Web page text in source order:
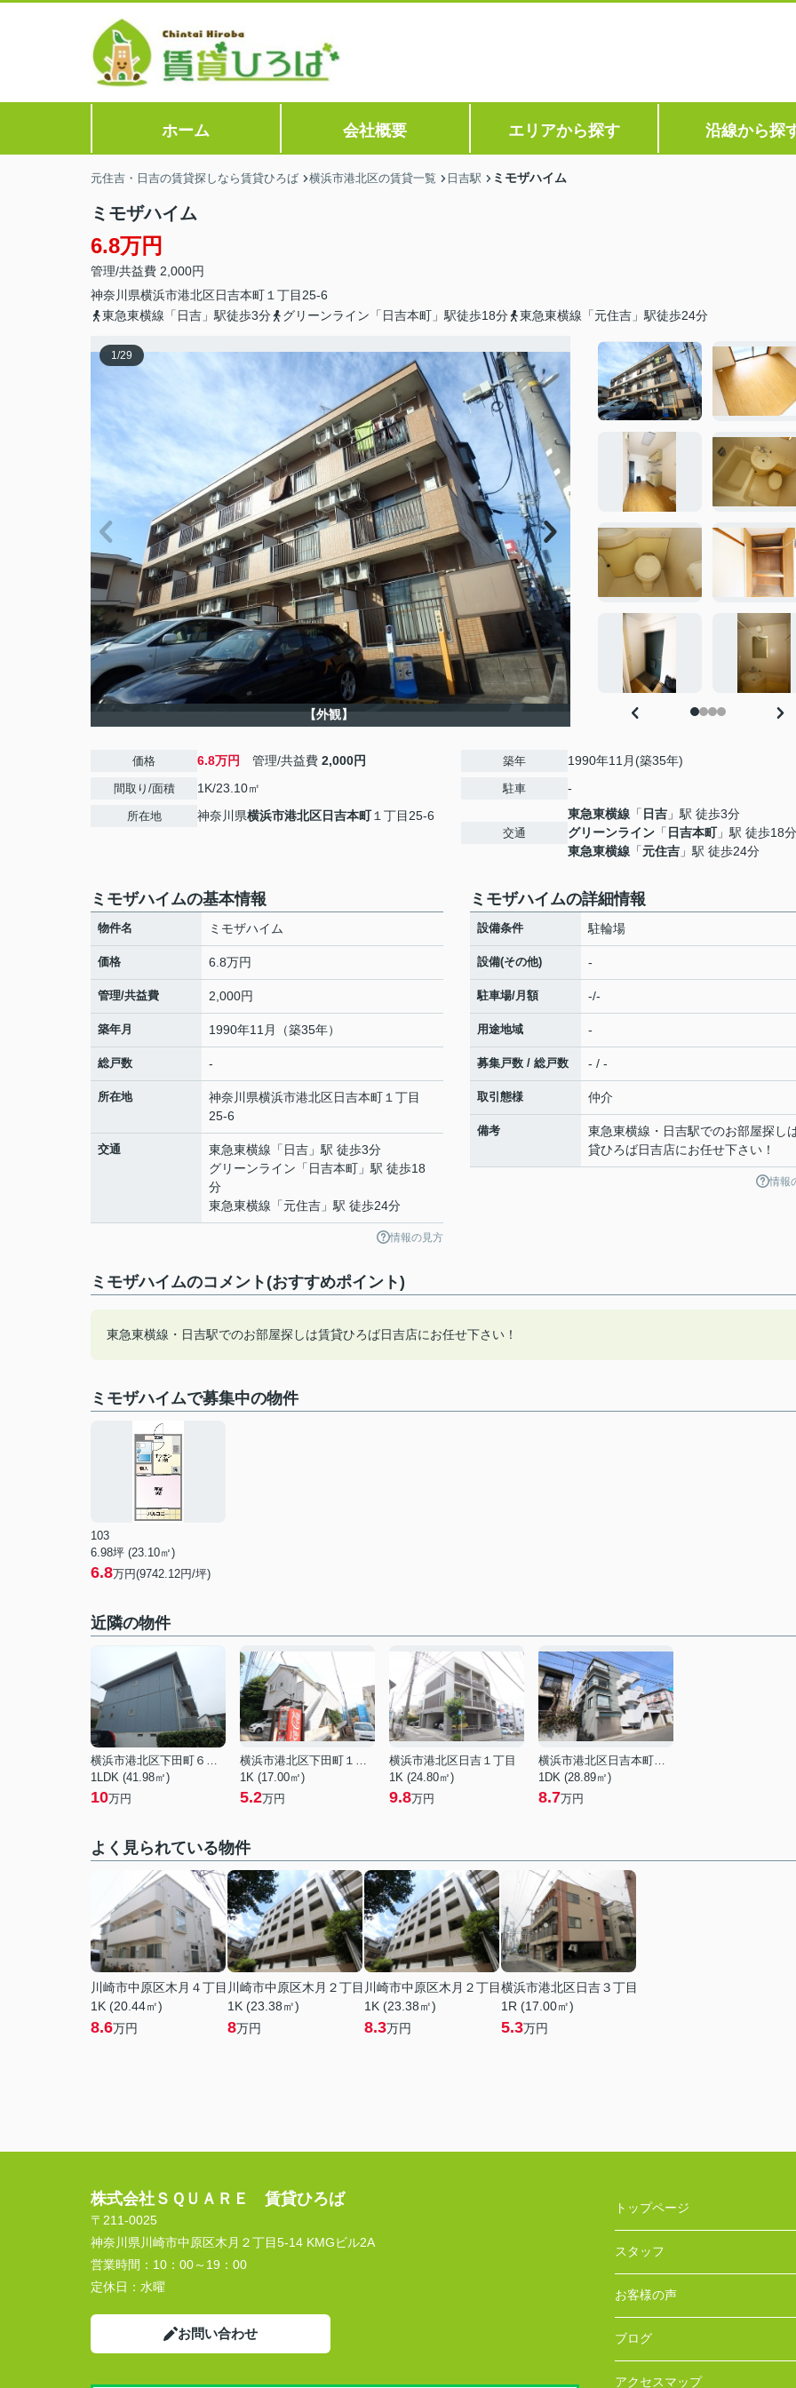
ホーム 会社概要 エリアから探す 沿線から探
元住吉・日吉の賃貸探しなら賃貸ひろば 横浜市港北区の賃貸一覧 日吉駅 ミモザハイム
ミモザハイム
6.8万円
管理/共益費 2,000円
神奈川県横浜市港北区日吉本町 １丁目25-6
東急東横線「日吉」駅徒歩3分
グリーンライン「日吉本町」駅徒歩18分 東急東横線「元住吉」駅徒歩24分
1/29
【外観】
価格 6.8万円 管理/共益費 2,000円
間取り/面積 1K/23.10㎡
所在地 神奈川県横浜市港北区日吉本町１丁目25-6
築年 1990年11月(築35年)
駐車 -
交通
東急東横線 「 日吉 」駅 徒歩3分
グリーンライン 「 日吉本町」駅 徒歩18分
東急東横線 「元住吉 」駅 徒歩24分
ミモザハイムの基本情報
物件名 ミモザハイム
価格 6.8万円
管理/共益費 2,000円
築年月 1990年11月（築35年）
総戸数 -
所在地 神奈川県横浜市港北区日吉本町 １丁目
25-6
交通 東急東横線 「 日吉 」駅 徒歩3分
グリーンライン 「 日吉本町 」駅 徒歩18
分
東急東横線 「元住吉 」駅 徒歩24分
情報の見方
ミモザハイムの詳細情報
設備条件 駐輪場
設備(その他) -
駐車場/月額 -/-
用途地域 -
募集戸数 / 総戸数 - / -
取引態様 仲介
備考
東急東横線・日吉駅でのお部屋探し
貸ひろば日吉店にお任せ下さい！
情報
ミモザハイムのコメント(おすすめポイント)
東急東横線・日吉駅でのお部屋探しは賃貸ひろば日吉店にお任せ下さい！
ミモザハイムで募集中の物件
103
6.98坪 (23.10㎡)
6.8万円(9742.12円/坪)
近隣の物件
横浜市港北区下田町６丁目
1LDK (41.98㎡)
10万円
横浜市港北区下田町１丁目
1K (17.00㎡)
5.2万円
横浜市港北区日吉１丁目
1K (24.80㎡)
9.8万円
横浜市港北区日吉本町１丁目
1DK (28.89㎡)
8.7万円
よく見られている物件
川崎市中原区木月４丁目
1K (20.44㎡)
8.6万円
川崎市中原区木月２丁目
1K (23.38㎡)
8万円
川崎市中原区木月２丁目
1K (23.38㎡)
8.3万円
横浜市港北区日吉３丁目
1R (17.00㎡)
5.3万円
株式会社ＳＱＵＡＲＥ 賃貸ひろば
〒211-0025
神奈川県川崎市中原区木月２丁目5-14 KMGビル2A
営業時間： 10：00～19：00
定休日： 水曜
お問い合わせ
トップページ
スタッフ
お客様の声
ブログ
アクセスマップ